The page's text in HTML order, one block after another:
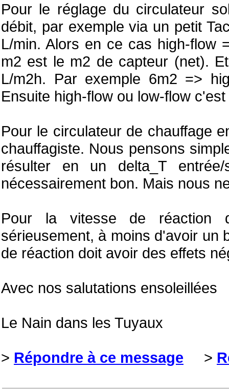
Pour le réglage du circulateur
débit, par exemple via un petit
L/min. Alors en ce cas high-flow
m2 est le m2 de capteur (net).
L/m2h. Par exemple 6m2 =>
Ensuite high-flow ou low-flow
Pour le circulateur de chauffage
chauffagiste. Nous pensons
résulter en un delta_T
nécessairement bon. Mais nous
Pour la vitesse de réaction
sérieusement, à moins d'avoir un
de réaction doit avoir des effets
Avec nos salutations ensoleillées
Le Nain dans les Tuyaux
> Répondre à ce message >